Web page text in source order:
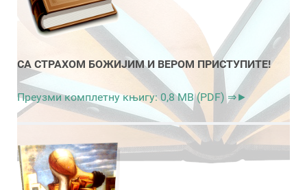
СА СТРАХОМ БОЖИЈИМ И ВЕРОМ ПРИСТУПИТЕ!
Преузми комплетну књигу: 0,8 MB (PDF) ⇒►